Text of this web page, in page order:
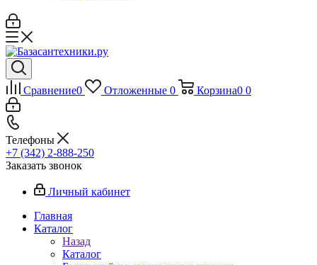
Сравнение0 Отложенные 0 Корзина0 0
Телефоны
+7 (342) 2-888-250
Заказать звонок
Личный кабинет
Главная
Каталог
Назад
Каталог